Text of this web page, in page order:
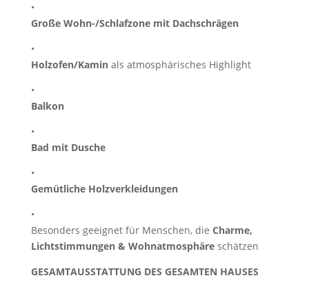
•
Große Wohn-/Schlafzone mit Dachschrägen
•
Holzofen/Kaminals atmosphärisches Highlight
•
Balkon
•
Bad mit Dusche
•
Gemütliche Holzverkleidungen
•
Besonders geeignet für Menschen, die Charme,
Lichtstimmungen & Wohnatmosphäreschätzen
GESAMTAUSSTATTUNG DES GESAMTEN HAUSES